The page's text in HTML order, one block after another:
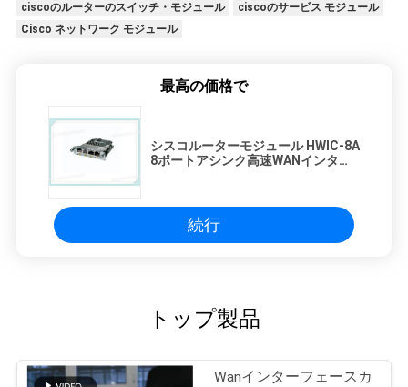
ciscoのルーターのスイッチ・モジュール
ciscoのサービス モジュール
Cisco ネットワーク モジュール
最高の価格で
シスコルーターモジュール HWIC-8A
8ポートアシンク高速WANインター
続行
トップ製品
Wanインターフェースカ